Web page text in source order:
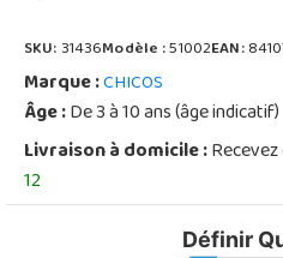
SKU:31436Modèle :51002EAN:
Marque :CHICOS
Âge :De 3 à 10 ans (âge indicatif)
Livraison à domicile :
12
Définir